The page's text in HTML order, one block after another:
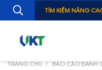
TÌM KIẾM NÂNG
TRANG CHỦ BÁO CÁO ĐÁNH